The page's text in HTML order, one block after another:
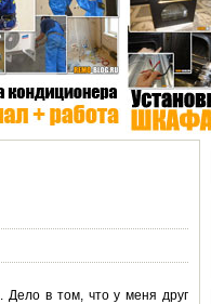
. Дело в том, что у меня друг